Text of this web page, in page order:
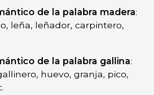
de la palabra madera:
leña, leñador, carpintero,
de la palabra gallina:
huevo, granja, pico,